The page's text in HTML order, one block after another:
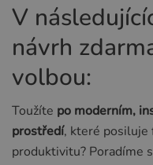
V
návrh
volbou:
Toužíte po moderním,
prostředí, které posiluje
produktivitu? Poradíme